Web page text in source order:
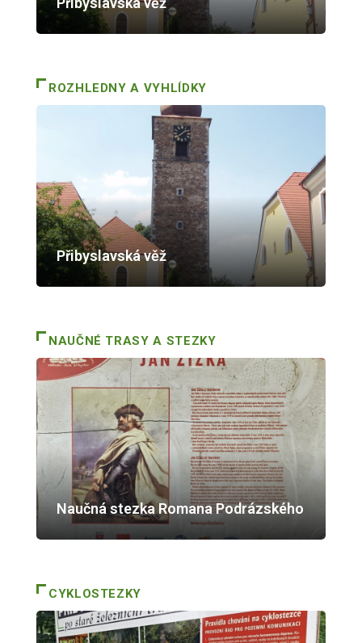
ROZHLEDNY A VYHLÍDKY
Přibyslavská věž
NAUČNÉ TRASY A STEZKY
Naučná stezka Romana Podrázského
CYKLOSTEZKY